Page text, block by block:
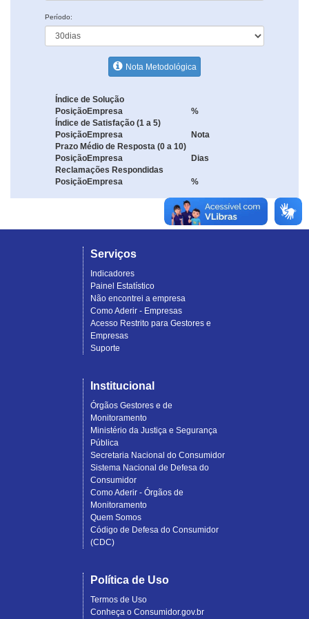
Período:
Nota Metodológica
Índice de Solução
PosiçãoEmpresa
%
Índice de Satisfação (1 a 5)
PosiçãoEmpresa
Nota
Prazo Médio de Resposta (0 a 10)
PosiçãoEmpresa
Dias
Reclamações Respondidas
PosiçãoEmpresa %
Serviços
Indicadores
Painel Estatístico
Não encontrei a empresa
Como Aderir - Empresas
Acesso Restrito para Gestores e
Empresas
Suporte
Institucional
Órgãos Gestores e de
Monitoramento
Ministério da Justiça e Segurança
Pública
Secretaria Nacional do Consumidor
Sistema Nacional de Defesa do
Consumidor
Como Aderir - Órgãos de
Monitoramento
Quem Somos
Código de Defesa do Consumidor
(CDC)
Política de Uso
Termos de Uso
Conheça o Consumidor.gov.br